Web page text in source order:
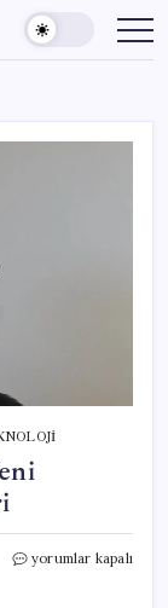
Sokak
yorumlar kapalı